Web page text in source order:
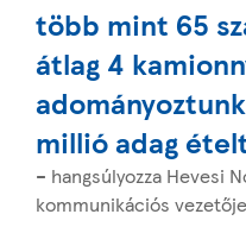
több mint 65
átlag 4
millió adag
– hangsúlyozza Hevesi
kommunikációs